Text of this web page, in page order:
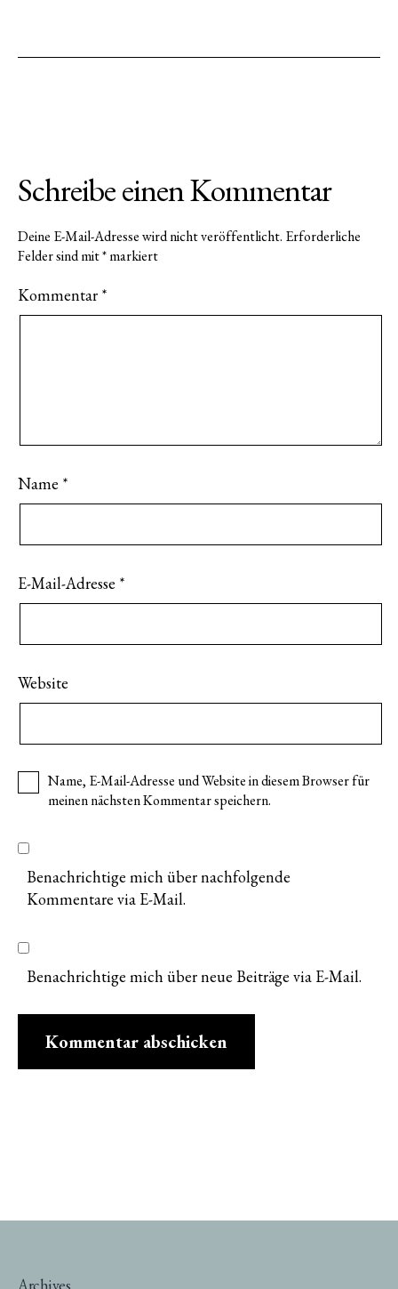
Schreibe einen Kommentar
Deine E-Mail-Adresse wird nicht veröffentlicht. Erforderliche
Felder sind mit*markiert
Kommentar *
Name *
E-Mail-Adresse *
Website
Name, E-Mail-Adresse und Website in diesem Browser für
meinen nächsten Kommentar speichern.
Benachrichtige mich über nachfolgende
Kommentare via E-Mail.
Benachrichtige mich über neue Beiträge via E-Mail.